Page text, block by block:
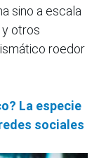
sino a escala
otros
roedor
La especie
sociales